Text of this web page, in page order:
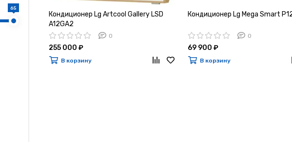
65
Кондиционер Lg Artcool Gallery LSD
A12GA2
0
255 000 ₽
В корзину
Кондиционер Lg Mega Smart
0
69 900 ₽
В корзину